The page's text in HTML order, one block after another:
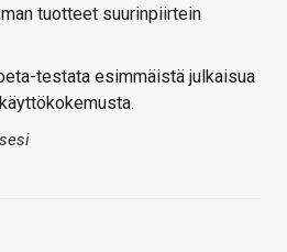
tuotteet suurinpiirtein
testata esimmäistä julkaisua